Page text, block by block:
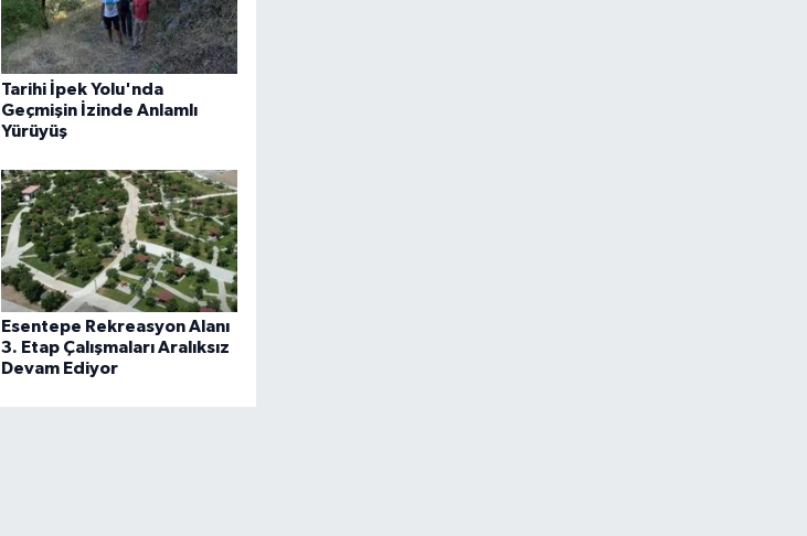
Tarihi İpek Yolu'nda
Geçmişin İzinde Anlamlı
Yürüyüş
Esentepe Rekreasyon Alanı
3. Etap Çalışmaları Aralıksız
Devam Ediyor